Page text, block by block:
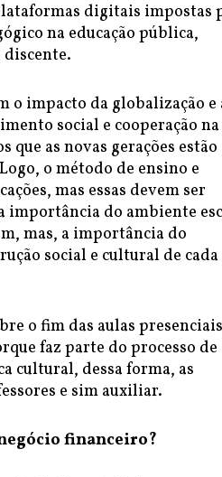
digitais impostas
na educação pública,
discente.
o impacto da globalização e
social e cooperação na
que as novas gerações estão
o método de ensino e
mas essas devem ser
importância do ambiente
mas, a importância do
social e cultural de cada
o fim das aulas
faz parte do processo de
cultural, dessa forma, as
e sim auxiliar.
financeiro?